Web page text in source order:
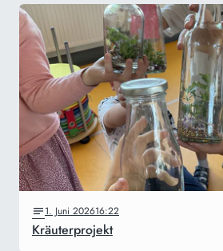
1. Juni 202616:22
Kräuterprojekt